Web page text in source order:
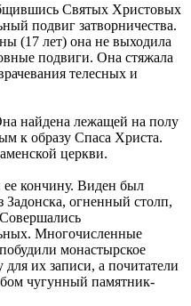
Святых Христовых
подвиг затворничества.
(17 лет) она не выходила
подвиги. Она стяжала
телесных и
найдена лежащей на полу
к образу Спаса Христа.
церкви.
кончину. Виден был
огненный столп,
Многочисленные
монастырское
для их записи, а почитатели
чугунный памятник-